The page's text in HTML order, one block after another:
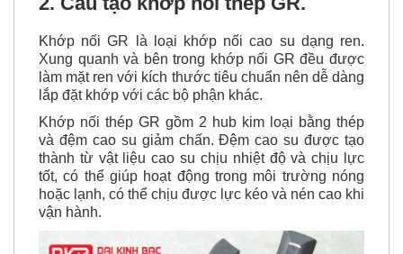
Khớp nối GR là loại khớp nối cao su dạng ren.
Xung quanh và bên trong khớp nối GR đều được
làm mặt ren với kích thước tiêu chuẩn nên dễ dàng
lắp đặt khớp với các bộ phận khác.
Khớp nối thép GR gồm 2 hub kim loại bằng thép
và đệm cao su giảm chấn. Đệm cao su được tạo
thành từ vật liệu cao su chịu nhiệt độ và chịu lực
tốt, có thể giúp hoạt động trong môi trường nóng
hoặc lạnh, có thể chịu được lực kéo và nén cao khi
vận hành.